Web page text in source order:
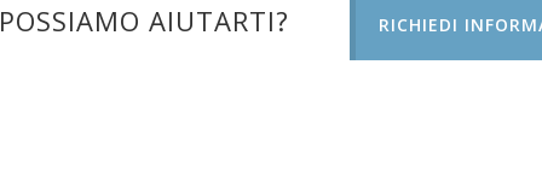
AIUTARTI? RICHIEDI